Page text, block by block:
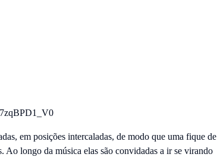
em posições intercaladas, de modo que uma fique de
Ao longo da música elas são convidadas a ir se virando